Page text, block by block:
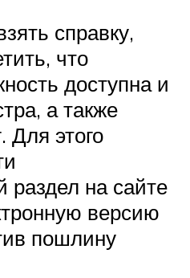
справку,
что
доступна и
а также
Для этого
раздел на сайте
версию
пошлину